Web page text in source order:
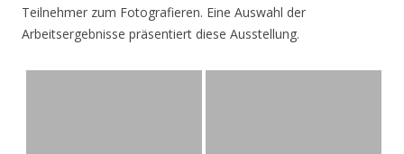
Teilnehmer zum Fotografieren. Eine Auswahl der
Arbeitsergebnisse präsentiert diese Ausstellung.